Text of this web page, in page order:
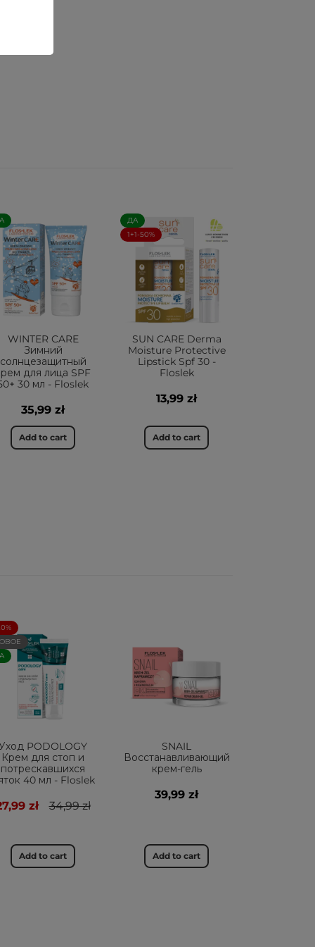
WINTER CARE
Зимний
солнцезащитный
для лица SPF
30 мл - Floslek
35,99 zł
Add to cart
ДА
1+1-50%
SUN CARE Derma
Moisture Protective
Lipstick Spf 30 -
Floslek
13,99 zł
Add to cart
PODOLOGY
Крем для стоп и
потрескавшихся
40 мл - Floslek
zł 34,99 zł
Add to cart
SNAIL
Восстанавливающий
крем-гель
39,99 zł
Add to cart